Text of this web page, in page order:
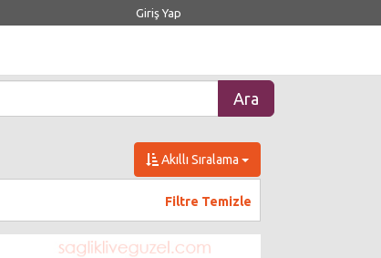
Giriş Yap
Akıllı Sıralama
Filtre Temizle